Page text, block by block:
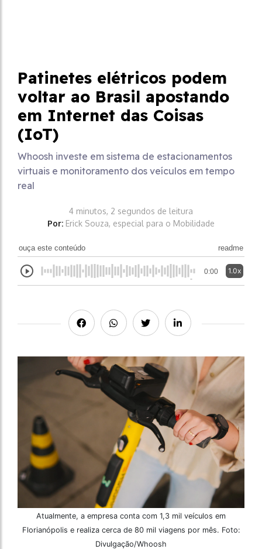
Patinetes elétricos podem
voltar ao Brasil apostando
em Internet das Coisas
(IoT)
Whoosh investe em sistema de estacionamentos
virtuais e monitoramento dos veículos em tempo
real
4 minutos, 2 segundos de leitura
Por: Erick Souza, especial para o Mobilidade
ouça este conteúdo readme
0:00 1.0x
Atualmente, a empresa conta com 1,3 mil veículos em
Florianópolis e realiza cerca de 80 mil viagens por mês. Foto:
Divulgação/Whoosh